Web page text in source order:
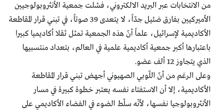
من الانتخابات عبر البريد الالكتروني، فشلت جمعية الأنثروبولوجيين
الأميركيين بفارق ضئيل جدّاً، لا يتعدى 39 صوتاً، في تبني قرار المقاطعة
الأكاديمية لإسرائيل، علماً أنّ هذه الجمعية تمثل ثقلا أكاديميا كبيرا
باعتبارها أكبر جمعية أكاديمية علمية في العالم، بتعداد منتسبيها
الذي يتجاوز 12 ألف عضو.
وعلى الرغم من أنّ اللّوبي الصهيوني أجهض تبني قرار المقاطعة
الأكاديمية، إلا أن الاستفتاء نفسه يعتبر خطوة كبيرة في مسار
الأنثروبولوجيا نفسها، لأنّه سلّط الضوء في الفضاء الأكاديمي على